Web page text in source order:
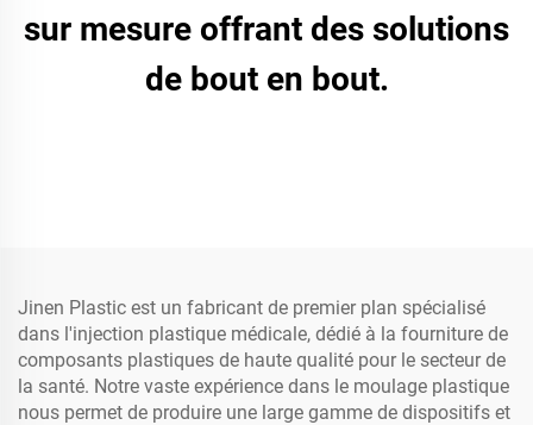
sur mesure offrant des solutions
de bout en bout.
Jinen Plastic est un fabricant de premier plan spécialisé
dans l'injection plastique médicale, dédié à la fourniture de
composants plastiques de haute qualité pour le secteur de
la santé. Notre vaste expérience dans le moulage plastique
nous permet de produire une large gamme de dispositifs et